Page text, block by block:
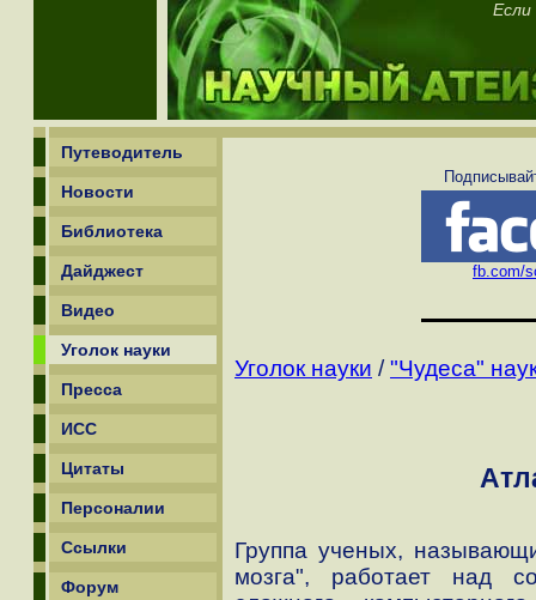
Путеводитель
Новости
Библиотека
Дайджест
Видео
Уголок науки
Пресса
ИСС
Цитаты
Персоналии
Ссылки
Форум
fb.com/
Уголок науки /"Чудеса"
Группа ученых,
мозга", работает над